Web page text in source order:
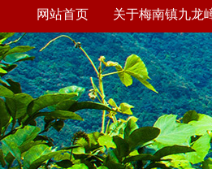
网站首页 关于梅南镇九龙